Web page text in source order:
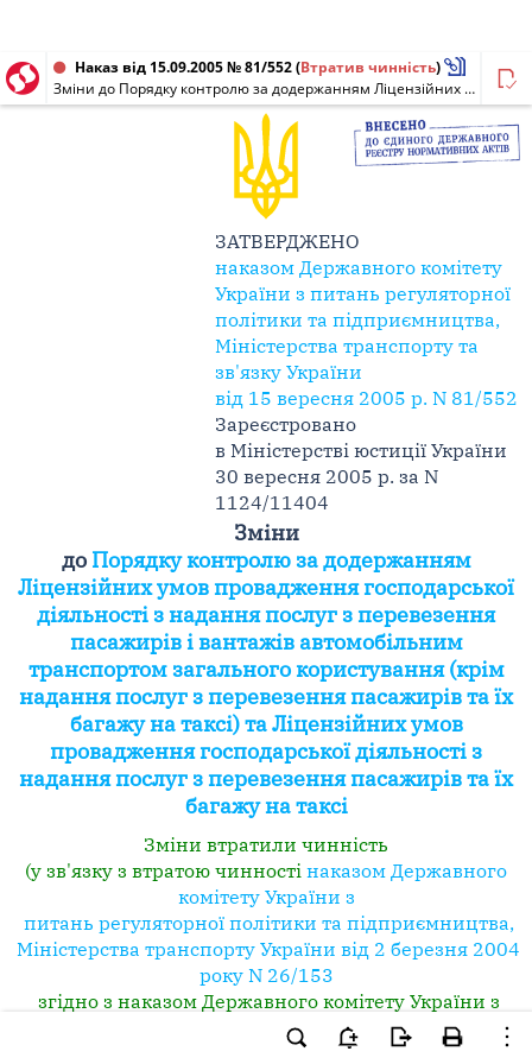
Наказ від 15.09.2005 № 81/552(Втратив чинність)
Зміни до Порядку контролю за додержанням Ліцензійних умов провадження господарської діяльності з надання послуг з перевезення пасажирів і вантажів автомобільним транспортом загального користування (крім надання послуг з перевезення пасажирів та їх багажу на таксі) та Ліцензійних умов провадження господарської діяльності з надання послуг з перевезення пасажирів та їх багажу на таксі